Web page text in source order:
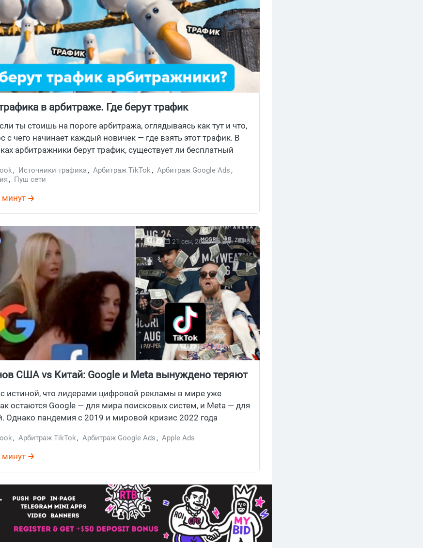
в арбитраже. Где берут трафик
в 2026?
ты стоишь на пороге арбитража, оглядываясь как тут и что,
с чего начинает каждый новичек — где взять этот трафик. В
арбитражники берут трафик, существует ли бесплатный
или это миф. Заходи, расскажем по-простому.
, Источники трафика, Арбитраж TikTok, Арбитраж Google Ads,
, Пуш сети
минут
21 сен, 2022 2к+ 0
США vs Китай: Google и Meta вынуждено теряют
300 млрд прибыли 2022, а TikTok забирает все
истиной, что лидерами цифровой рекламы в мире уже
остаются Google — для мира поисковых систем, и Meta — для
Однако пандемия с 2019 и мировой кризис 2022 года
на рекламодателей по всему миру, которые вынужденно
на рекламу. Рассказываем, от чего бомбит у Марка и
нас ждет полный переворот в мире рекламы.
, Арбитраж TikTok, Арбитраж Google Ads, Apple Ads
минут